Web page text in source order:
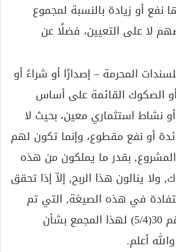
نفع أو زيادة بالنسبة لمجموع
لا على التعيين، فضلًا عن
المحرمة – إصدارًا أو شراءً أو
أو الصكوك القائمة على أساس
نشاط استثماري معين، بحيث لا
أو نفع مقطوع، وإنما تكون لهم
بقدر ما يملكون من هذه
ولا ينالون هذا الربح, إلاّ إذا تحقق
في هذه الصيغة, التي تم
اعتمادها بالقرار رقم 30(5/4) لهذا المجمع بشأن
أعلم.